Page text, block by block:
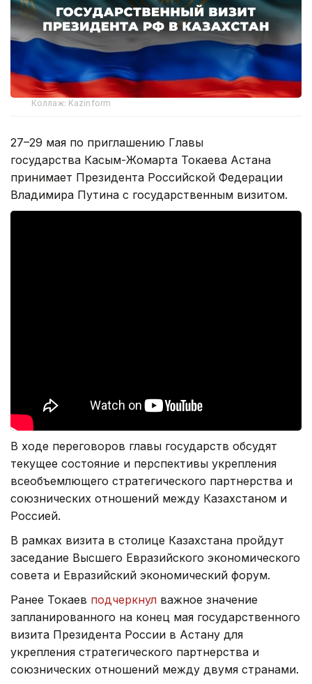
Коллаж: Kazinform
27–29 мая по приглашению Главы
государства Касым-Жомарта Токаева Астана
принимает Президента Российской Федерации
Владимира Путина с государственным визитом.
В ходе переговоров главы государств обсудят
текущее состояние и перспективы укрепления
всеобъемлющего стратегического партнерства и
союзнических отношений между Казахстаном и
Россией.
В рамках визита в столице Казахстана пройдут
заседание Высшего Евразийского экономического
совета и Евразийский экономический форум.
Ранее Токаев подчеркнул важное значение
запланированного на конец мая государственного
визита Президента России в Астану для
укрепления стратегического партнерства и
союзнических отношений между двумя странами.